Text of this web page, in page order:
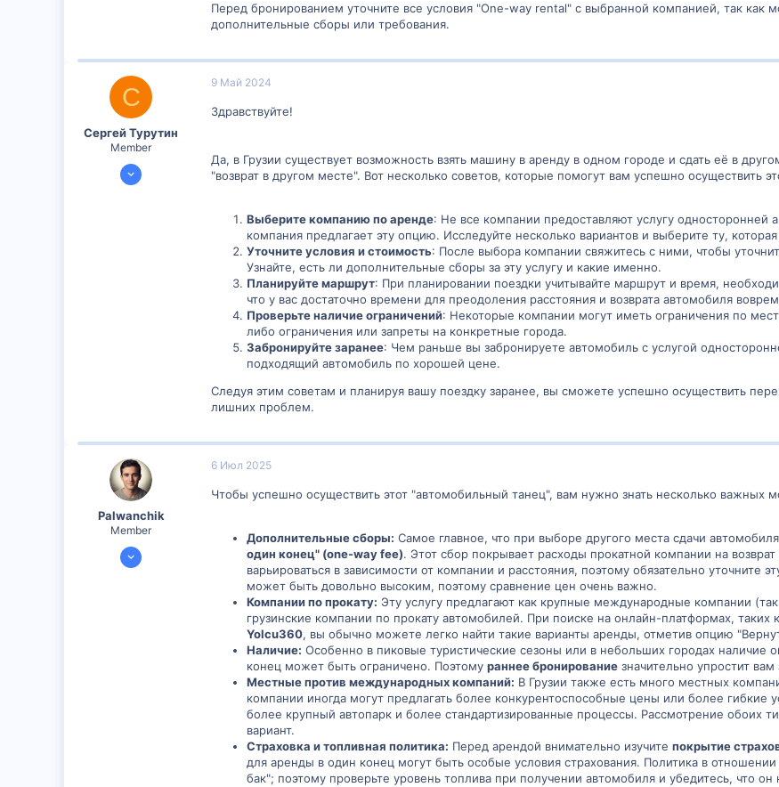
Перед бронированием уточните все условия "One-way rental" с выбранной компанией, так как
дополнительные сборы или требования.
С
Сергей Турутин
Member
8 Май 2024
9 Май 2024
Здравствуйте!
Да, в Грузии существует возможность взять машину в аренду в одном городе и сдать её в
"возврат в другом месте". Вот несколько советов, которые помогут вам успешно осуществить
Выберите компанию по аренде: Не все компании предоставляют услугу односторонней
компания предлагает эту опцию. Исследуйте несколько вариантов и выберите ту,
Уточните условия и стоимость: После выбора компании свяжитесь с ними, чтобы
Узнайте, есть ли дополнительные сборы за эту услугу и какие именно.
Планируйте маршрут: При планировании поездки учитывайте маршрут и время,
что у вас достаточно времени для преодоления расстояния и возврата автомобиля
Проверьте наличие ограничений: Некоторые компании могут иметь ограничения по
либо ограничения или запреты на конкретные города.
Забронируйте заранее: Чем раньше вы забронируете автомобиль с услугой
подходящий автомобиль по хорошей цене.
Следуя этим советам и планируя вашу поездку заранее, вы сможете успешно осуществить
лишних проблем.
Palwanchik
Member
5 Июл 2025
6 Июл 2025
Чтобы успешно осуществить этот "автомобильный танец", вам нужно знать несколько важных
Дополнительные сборы: Самое главное, что при выборе другого места сдачи
один конец" (one-way fee). Этот сбор покрывает расходы прокатной компании на
варьироваться в зависимости от компании и расстояния, поэтому обязательно уточните
может быть довольно высоким, поэтому сравнение цен очень важно.
Компании по прокату: Эту услугу предлагают как крупные международные компании
грузинские компании по прокату автомобилей. При поиске на онлайн-платформах, таких
Yolcu360, вы обычно можете легко найти такие варианты аренды, отметив опцию
Наличие: Особенно в пиковые туристические сезоны или в небольших городах
конец может быть ограничено. Поэтому раннее бронирование значительно упростит
Местные против международных компаний: В Грузии также есть много местных
компании иногда могут предлагать более конкурентоспособные цены или более
более крупный автопарк и более стандартизированные процессы. Рассмотрение обоих
вариант.
Страховка и топливная политика: Перед арендой внимательно изучите покрытие
для аренды в один конец могут быть особые условия страхования. Политика в
бак"; поэтому проверьте уровень топлива при получении автомобиля и убедитесь, что